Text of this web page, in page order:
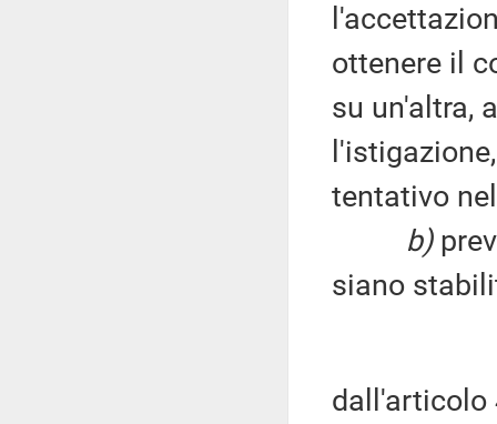
ottenere il
su un'altra,
tentativo
b)
siano
dall'articolo